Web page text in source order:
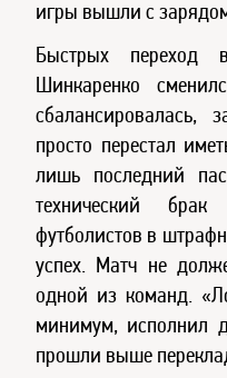
игры вышли с
Быстрых переход
Шинкаренко
сбалансировалась,
просто перестал
лишь последний
технический
футболистов в
успех. Матч не
одной из команд.
минимум, исполнил
прошли выше